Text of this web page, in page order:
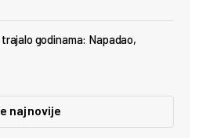
godinama: Napadao,
najnovije